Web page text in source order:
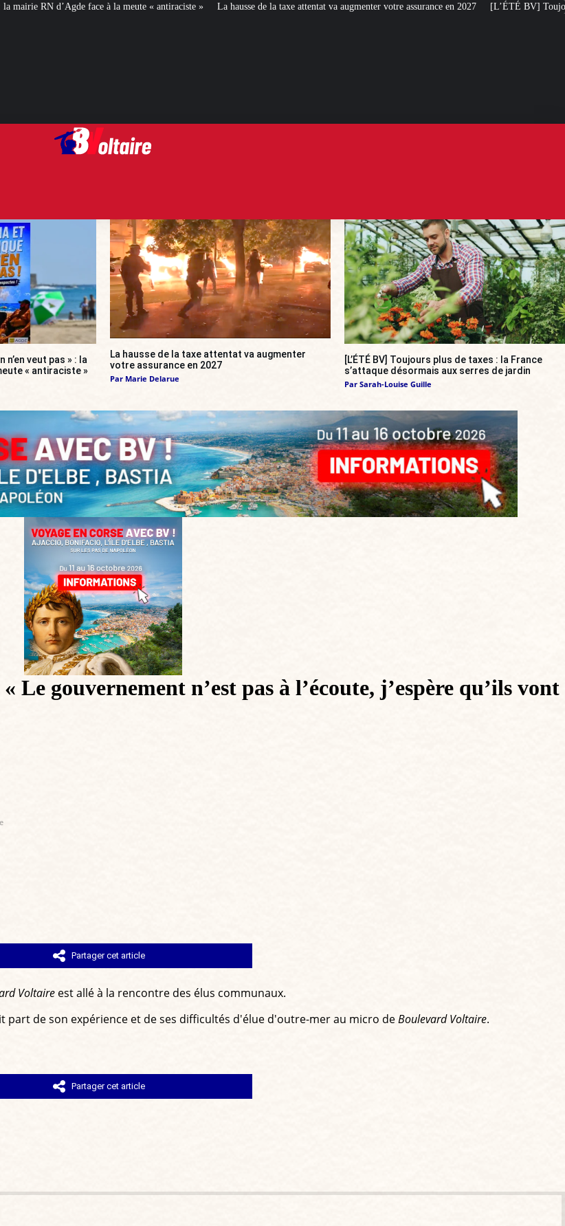
« antiraciste » La hausse de la taxe attentat va augmenter votre assurance en 2027 [L’ÉTÉ BV] Toujours plus de taxes : la France
n’en veut pas » : la
« antiraciste »
La hausse de la taxe attentat va augmenter
votre assurance en 2027
Par Marie Delarue
[L’ÉTÉ BV] Toujours plus de taxes : la France
s’attaque désormais aux serres de jardin
Par Sarah-Louise Guille
gouvernement n’est pas à l’écoute, j’espère qu’ils vont
Partager cet article
Voltaire est allé à la rencontre des élus communaux.
part de son expérience et de ses difficultés d'élue d'outre-mer au micro deBoulevard Voltaire.
Partager cet article